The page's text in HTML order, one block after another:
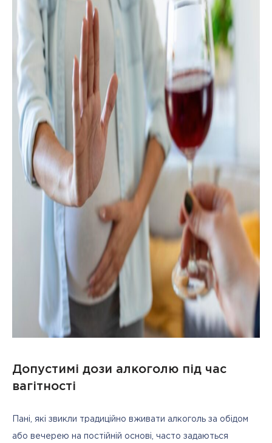
Допустимі дози алкоголю під час
вагітності
Пані, які звикли традиційно вживати алкоголь за обідом
або вечерею на постійній основі, часто задаються